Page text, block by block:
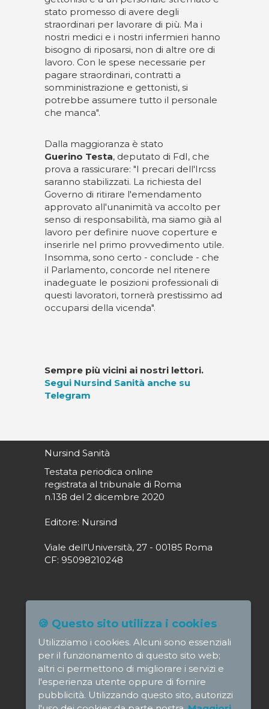
stato promesso di avere degli
straordinari per lavorare di più. Ma i
nostri medici e i nostri infermieri hanno
bisogno di riposarsi, non di altre ore di
lavoro. Con le spese necessarie per
pagare straordinari, contratti a
somministrazione e gettonisti, si
potrebbe assumere tutto il personale
che manca".
Dalla maggioranza è stato
Guerino Testa, deputato di FdI, che
prova a rassicurare: "I precari dell'Ircss
saranno stabilizzati. La richiesta del
Governo di ritirare l'emendamento
approvato all'unanimità va accolto per
senso di responsabilità, ma siamo già al
lavoro per definire nuove coperture e
inserirle nel primo provvedimento utile.
Insomma, sono certo - conclude - che
il Parlamento, concorde nel ritenere
inadeguate le posizioni professionali di
questi lavoratori, tornerà prestissimo ad
occuparsi della vicenda".
Sempre più vicini ai nostri lettori.
Segui Nursind Sanità anche su
Telegram
Nursind Sanità
Testata periodica online
registrata al tribunale di Roma
n.138 del 2 dicembre 2020
Editore: Nursind
Viale dell'Università, 27 - 00185 Roma
CF: 95098210248
Direttore responsabile: Paola Alagia
direttore@nursindsanita.it
Redazione: redazione@nursindsanita.it
🍪 Questo sito utilizza i cookies
Utilizziamo i cookies. Alcuni sono essenziali
per il funzionamento di questo sito web;
altri ci permettono di migliorare i servizi e
l'esperienza utente oppure di fornire
pubblicità. Utilizzando questo sito, autorizzi